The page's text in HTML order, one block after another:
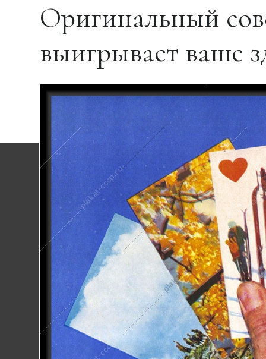
Оригинальный
выигрывает ваше